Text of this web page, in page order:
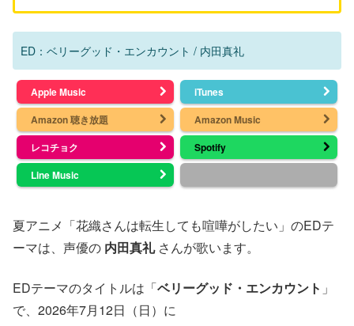
ED：ベリーグッド・エンカウント / 内田真礼
Apple Music
iTunes
Amazon 聴き放題
Amazon Music
レコチョク
Spotify
Line Music
夏アニメ「花織さんは転生しても喧嘩がしたい」のEDテ
ーマは、声優の 内田真礼さんが歌います。
EDテーマのタイトルは「ベリーグッド・エンカウント 」
で、2026年7月12日（日）に